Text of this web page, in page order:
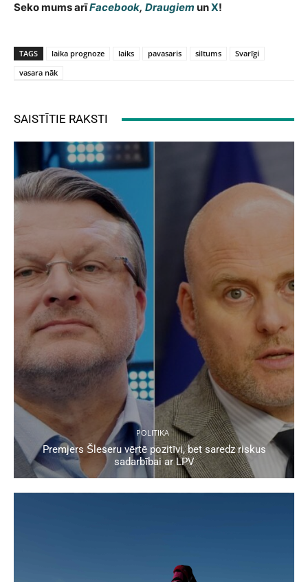
Seko mums arīFacebook, Draugiem unX!
TAGS laika prognoze laiks pavasaris siltums
Svarīgi
vasara nāk
SAISTĪTIE RAKSTI
POLITIKA
Premjers Šleseru vērtē pozitīvi, bet saredz riskus
sadarbībai ar LPV